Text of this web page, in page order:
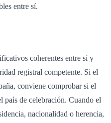
entre sí.
coherentes entre sí y
registral competente. Si el
conviene comprobar si el
país de celebración. Cuando el
nacionalidad o herencia,